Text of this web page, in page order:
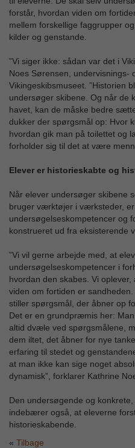
forstår, hvordan viden om
mellem forskellige faggrupper
kilder og genstande.
”Vi siger ikke: sådan var det i
Noes Sørensen, undervisnings-
Vikingeskibsmuseet. ”Historien
undersøger skibene. Og når de
havet, kan de måske bedre
dukker der spørgsmål op: Hvor
hvordan gik man på toilettet og
forholder sig til det at være
Elever er historieskabte og
Når elever undersøger skibene
bruger værktøjer i værksteder,
undersøgelseskompetencer og
konstrueret ud fra eksisterende
”Vi vil gerne arbejde med, at
undersøgelseskompetencer i
hvordan den skabes. Vi
viden om fortiden er
stiller spørgsmål, der åbner op
Det er en grundpræmis her:
altid dvæle ved spørgsmålene,
dem iltet, det åbner for nye
erfaring til stedet og
at man ikke kan sige noget
dynamisk”, forklarer Kathrine
Den undersøgende og
indebærer også, at eleverne
historieskabende.
Tilbage